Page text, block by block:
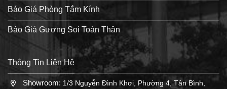
Báo Giá Phòng Tắm Kính
Báo Giá Gương Soi Toàn Thân
Thông Tin Liên Hệ
Showroom: 1/3 Nguyễn Đình Khơi, Phường 4, Tân Bình,